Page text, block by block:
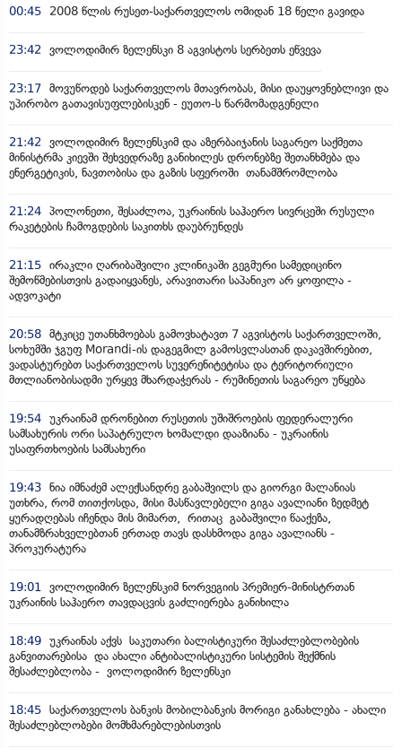
00:45 2008 წლის რუსეთ-საქართველოს ომიდან 18 წელი გავიდა
23:42 ვოლოდიმირ ზელენსკი 8 აგვისტოს სერბეთს ეწვევა
23:17 მოვუწოდებ საქართველოს მთავრობას, მისი დაუყოვნებლივი და
უპირობო გათავისუფლებისკენ - ეუთო-ს წარმომადგენელი
21:42
ვოლოდიმირ ზელენსკიმ და აზერბაიჯანის საგარეო საქმეთა
მინისტრმა კიევში შეხვედრაზე განიხილეს დრონებზე შეთანხმება და
ენერგეტიკის, ნავთობისა და გაზის სფეროში თანამშრომლობა
21:24 პოლონეთი, შესაძლოა, უკრაინის საჰაერო სივრცეში რუსული
რაკეტების ჩამოგდების საკითხს დაუბრუნდეს
21:15 ირაკლი ღარიბაშვილი კლინიკაში გეგმური სამედიცინო
შემოწმებისთვის გადაიყვანეს, არავითარი საპანიკო არ ყოფილა -
ადვოკატი
20:58 მტკიცე უთანხმოებას გამოვხატავთ 7 აგვისტოს საქართველოში,
სოხუმში ჯგუფ Morandi-ის დაგეგმილ გამოსვლასთან დაკავშირებით,
ვადასტურებთ საქართველოს სუვერენიტეტისა და ტერიტორიული
მთლიანობისადმი ურყევ მხარდაჭერას - რუმინეთის საგარეო უწყება
19:54 უკრაინამ დრონებით რუსეთის უშიშროების ფედერალური
სამსახურის ორი საპატრულო ხომალდი დააზიანა - უკრაინის
უსაფრთხოების სამსახური
19:43 ნია იმნაძემ ალექსანდრე გაბაშვილს და გიორგი მალანიას
უთხრა, რომ თითქოსდა, მისი მასწავლებელი გიგა ავალიანი ზედმეტ
ყურადღებას იჩენდა მის მიმართ, რითაც გაბაშვილი წააქეზა,
თანამზრახველებთან ერთად თავს დასხმოდა გიგა ავალიანს -
პროკურატურა
19:01
ვოლოდიმირ ზელენსკიმ ნორვეგიის პრემიერ-მინისტრთან
უკრაინის საჰაერო თავდაცვის გაძლიერება განიხილა
18:49 უკრაინას აქვს საკუთარი ბალისტიკური შესაძლებლობების
განვითარებისა და ახალი ანტიბალისტიკური სისტემის შექმნის
შესაძლებლობა - ვოლოდიმირ ზელენსკი
18:45 საქართველოს ბანკის მობილბანკის მორიგი განახლება - ახალი
შესაძლებლობები მომხმარებლებისთვის